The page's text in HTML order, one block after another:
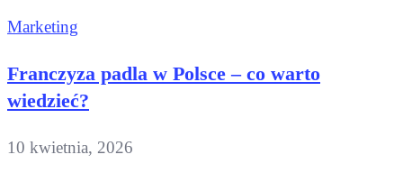
Marketing
Franczyza padla w Polsce – co warto
wiedzieć?
10 kwietnia, 2026